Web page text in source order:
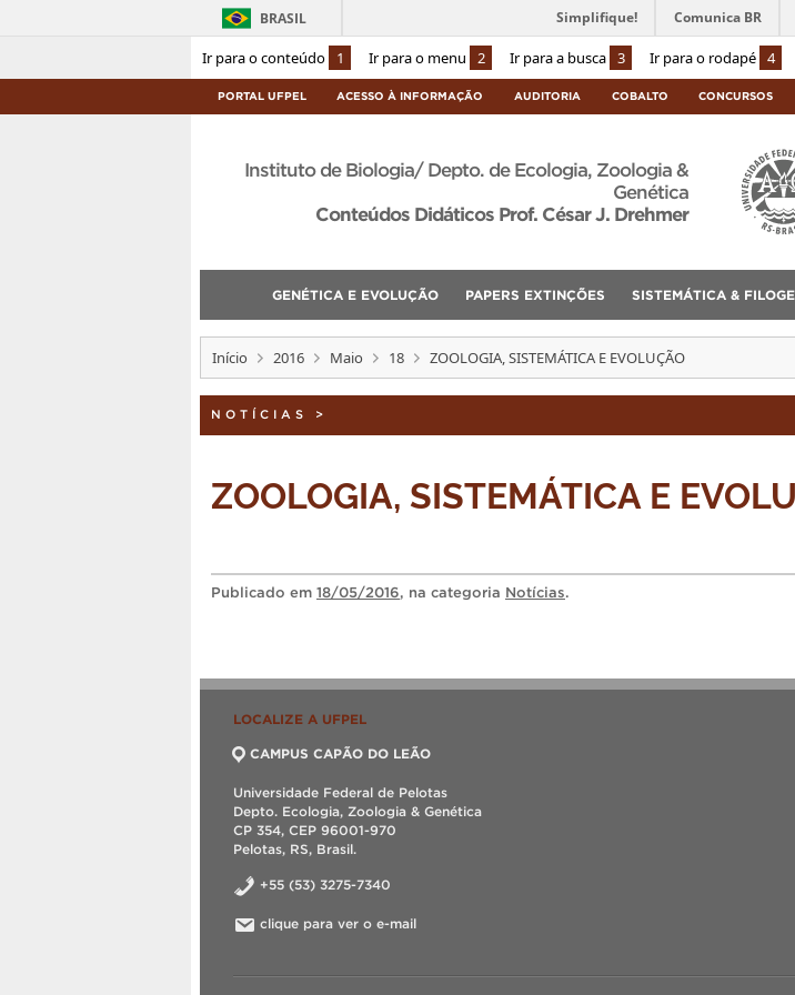
Ir para o conteúdo 1 Ir para o menu 2 Ir para a busca 3 Ir para o rodapé 4
BRASIL Simplifique! Comunica BR
PORTAL UFPEL ACESSO À INFORMAÇÃO AUDITORIA COBALTO CONCURSOS
Instituto de Biologia/ Depto. de Ecologia, Zoologia &
Genética
Conteúdos Didáticos Prof. César J. Drehmer
GENÉTICA E EVOLUÇÃO PAPERS EXTINÇÕES SISTEMÁTICA &
Início 2016 Maio 18 ZOOLOGIA, SISTEMÁTICA E EVOLUÇÃO
NOTÍCIAS >
ZOOLOGIA, SISTEMÁTICA E
Publicado em 18/05/2016, na categoria Notícias.
LOCALIZE A UFPEL
CAMPUS CAPÃO DO LEÃO
Universidade Federal de Pelotas
Depto. Ecologia, Zoologia & Genética
CP 354, CEP 96001-970
Pelotas, RS, Brasil.
+55 (53) 3275-7340
clique para ver o e-mail